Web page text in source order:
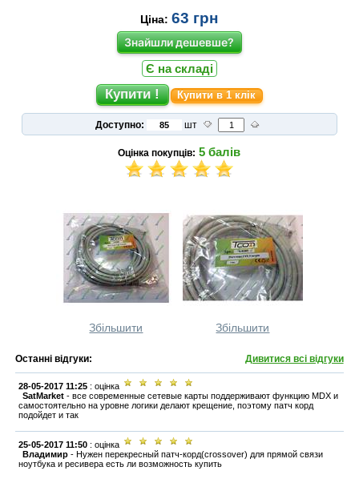
Ціна: 63 грн
Знайшли дешевше?
Є на складі
Купити в 1 клік
Доступно: шт
Оцінка покупців: 5 балів
Збільшити Збільшити
Останні відгуки: Дивитися всі відгуки
28-05-2017 11:25 : оцінка
SatMarket -все современные сетевые карты поддерживают функцию MDX и
самостоятельно на уровне логики делают крещение, поэтому патч корд
подойдет и так
25-05-2017 11:50 : оцінка
Владимир -Нужен перекресный патч-корд(crossover) для прямой связи
ноутбука и ресивера есть ли возможность купить